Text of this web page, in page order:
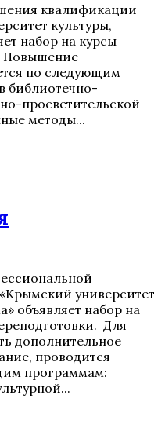
квалификации
культуры,
набор на курсы
Повышение
по следующим
библиотечно-
просветительской
методы...
университет
объявляет набор на
Для
дополнительное
проводится
программам: